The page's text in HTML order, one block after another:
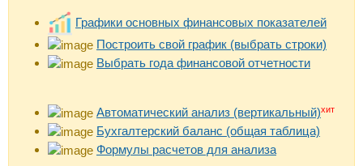
Графики основных финансовых показателей
Построить свой график (выбрать строки)
Выбрать года финансовой отчетности
Автоматический анализ (вертикальный)хит
Бухгалтерский баланс (общая таблица)
Формулы расчетов для анализа